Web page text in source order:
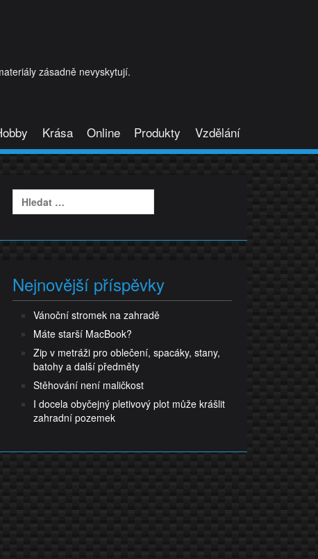
zásadně nevyskytují.
Krása Online Produkty Vzdělání
Vyhledávání
Nejnovější příspěvky
Vánoční stromek na zahradě
Máte starší MacBook?
Zip v metráži pro oblečení, spacáky, stany,
batohy a další předměty
Stěhování není maličkost
I docela obyčejný pletivový plot může krášlit
zahradní pozemek